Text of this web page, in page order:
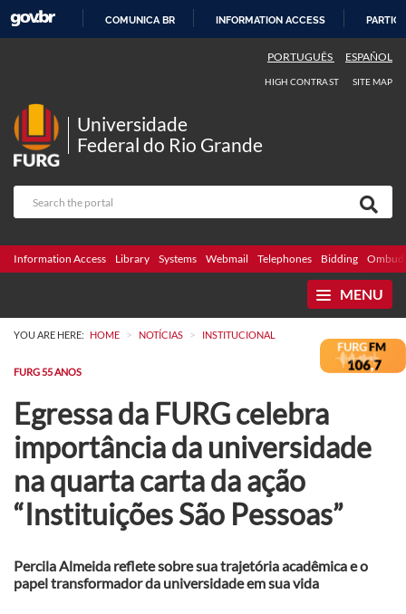
COMUNICA BR INFORMATION ACCESS
PORTUGUÊS ESPAÑOL
HIGH CONTRAST SITE MAP
Universidade
Federal do Rio Grande
Information Access Library Systems Webmail Telephones Bidding
MENU
YOU ARE HERE: HOME > NOTÍCIAS > INSTITUCIONAL
FURG 55 ANOS
Egressa da FURG celebra
importância da universidade
na quarta carta da ação
“Instituições São Pessoas”
Percila Almeida reflete sobre sua trajetória acadêmica e o
papel transformador da universidade em sua vida